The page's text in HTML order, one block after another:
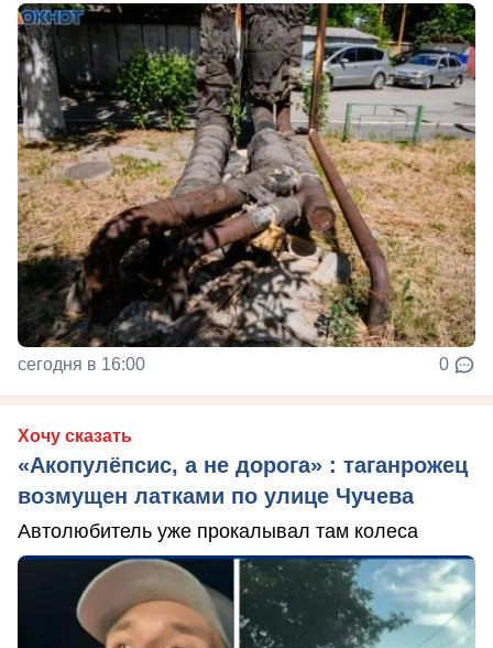
сегодня в 16:00 0
Хочу сказать
«Акопулёпсис, а не дорога» : таганрожец
возмущен латками по улице Чучева
Автолюбитель уже прокалывал там колеса